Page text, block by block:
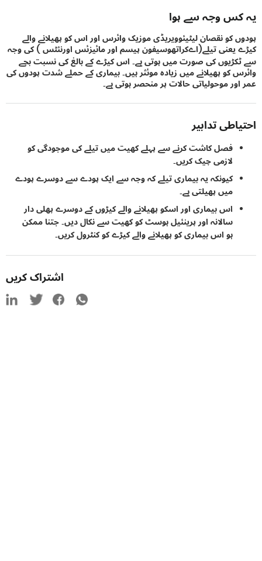
وجہ سے ہوا
کو نقصان لیٹیئوویریڈی موزیک وائرس اور اس کو پھیلانے والے
یعنی تیلے(اےکراتھوسیفون پیسم اور مائیزئس اورنئٹس ) کی وجہ
کی صورت میں ہوتی ہے۔ اس کیڑے کے بالغ کی نسبت بچے
کو پھیلانے میں زیادہ موئثر ہیں۔ بیماری کے حملے شدت پودوں کی
موحولیاتی حالات پر منحصر ہوتی ہے۔
تدابیر
فصل کاشت کرنے سے پہلے کھیت میں تیلے کی موجودگی کو
لازمی چیک کریں۔
کیونکہ یہ بیماری تیلے کہ وجہ سے ایک پودے سے دوسرے پودے
میں پھیلتی ہے۔
اس بیماری اور اسکو پھیلانے والے کیڑوں کے دوسرے پھلی دار
سالانہ اور پرینئیل ہوسٹ کو کھیت سے نکال دیں۔ جتنا ممکن
ہو اس بیماری کو پھیلانے والے کیڑے کو کنٹرول کریں۔
اشتراک کریں